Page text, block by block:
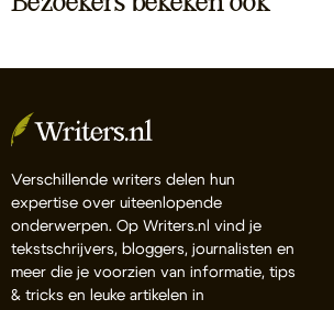
Verschillende writers delen hun
expertise over uiteenlopende
onderwerpen. Op Writers.nl vind je
tekstschrijvers, bloggers, journalisten en
meer die je voorzien van informatie, tips
& tricks en leuke artikelen in